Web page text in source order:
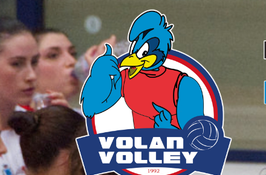
delle
notizie:
Altre
squadre
Serie B1
Serie B2